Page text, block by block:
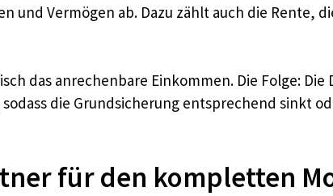
Vermögen ab. Dazu zählt auch die Rente,
das anrechenbare Einkommen. Die Folge: Die
die Grundsicherung entsprechend sinkt
für den kompletten